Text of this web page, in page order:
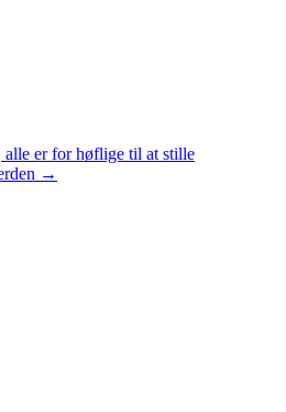
alle er for høflige til at stille
→